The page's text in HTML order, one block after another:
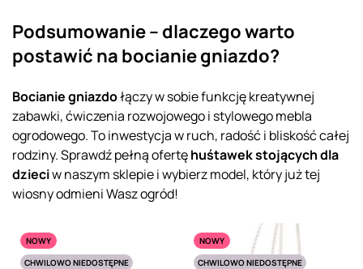
Podsumowanie – dlaczego warto
postawić na bocianie gniazdo?
Bocianie gniazdołączy w sobie funkcję kreatywnej
zabawki, ćwiczenia rozwojowego i stylowego mebla
ogrodowego. To inwestycja w ruch, radość i bliskość całej
rodziny. Sprawdź pełną ofertęhuśtawek stojących dla
dzieciw naszym sklepie i wybierz model, który już tej
wiosny odmieni Wasz ogród!
NOWY
CHWILOWO NIEDOSTĘPNE
NOWY
CHWILOWO NIEDOSTĘPNE